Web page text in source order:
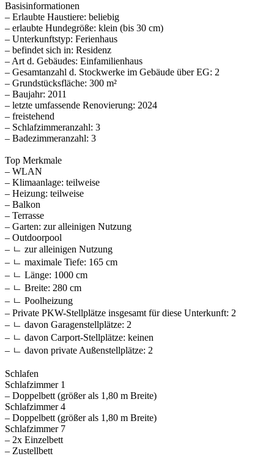
Basisinformationen
– Erlaubte Haustiere: beliebig
– erlaubte Hundegröße: klein (bis 30 cm)
– Unterkunftstyp: Ferienhaus
– befindet sich in: Residenz
– Art d. Gebäudes: Einfamilienhaus
– Gesamtanzahl d. Stockwerke im Gebäude über EG: 2
– Grundstücksfläche: 300 m²
– Baujahr: 2011
– letzte umfassende Renovierung: 2024
– freistehend
– Schlafzimmeranzahl: 3
– Badezimmeranzahl: 3
Top Merkmale
– WLAN
– Klimaanlage: teilweise
– Heizung: teilweise
– Balkon
– Terrasse
– Garten: zur alleinigen Nutzung
– Outdoorpool
– ㄴ zur alleinigen Nutzung
– ㄴ maximale Tiefe: 165 cm
– ㄴ Länge: 1000 cm
– ㄴ Breite: 280 cm
– ㄴ Poolheizung
– Private PKW-Stellplätze insgesamt für diese Unterkunft: 2
– ㄴ davon Garagenstellplätze: 2
– ㄴ davon Carport-Stellplätze: keinen
– ㄴ davon private Außen­stellplätze: 2
Schlafen
Schlafzimmer 1
– Doppelbett (größer als 1,80 m Breite)
Schlafzimmer 4
– Doppelbett (größer als 1,80 m Breite)
Schlafzimmer 7
– 2x Einzelbett
– Zustellbett